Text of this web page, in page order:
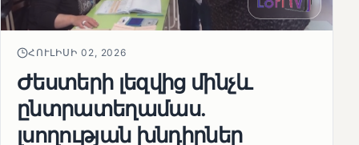
ՀՈՒԼԻՍԻ 02, 2026
Ժեստերի լեզվից մինչև
ընտրատեղամաս.
լսողության խնդիրներ